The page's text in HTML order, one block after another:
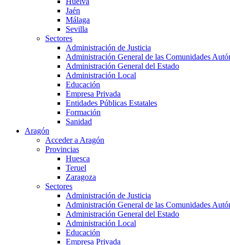
Jaén
Málaga
Sevilla
Sectores
Administración de Justicia
Administración General de las Comunidades
Administración General del Estado
Administración Local
Educación
Empresa Privada
Entidades Públicas Estatales
Formación
Sanidad
Aragón
Acceder a Aragón
Provincias
Huesca
Teruel
Zaragoza
Sectores
Administración de Justicia
Administración General de las Comunidades
Administración General del Estado
Administración Local
Educación
Empresa Privada